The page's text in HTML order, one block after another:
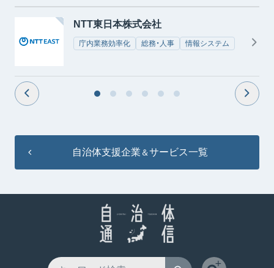
NTT東日本株式会社
庁内業務効率化 総務・人事 情報システム
自治体支援企業 ＆サービス一覧